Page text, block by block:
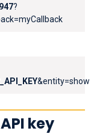
?
&entity=show
key